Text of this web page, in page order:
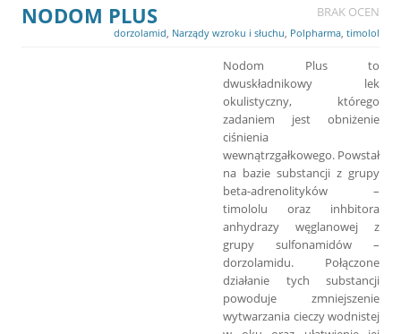
NODOM PLUS BRAK OCEN
dorzolamid Narządy wzroku i słuchu Polpharma timolol
Nodom Plus to
dwuskładnikowy lek
okulistyczny, którego
zadaniem jest obniżenie
ciśnienia
wewnątrzgałkowego. Powstał
na bazie substancji z grupy
beta-adrenolityków –
timololu oraz inhbitora
anhydrazy węglanowej z
grupy sulfonamidów –
dorzolamidu. Połączone
działanie tych substancji
powoduje zmniejszenie
wytwarzania cieczy wodnistej